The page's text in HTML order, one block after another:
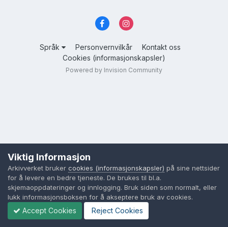
Språk Personvernvilkår
Kontakt oss
Cookies (informasjonskapsler)
Powered by Invision Community
Viktig Informasjon
Arkivverket bruker cookies (informasjonskapsler) på sine nettsider
for å levere en bedre tjeneste. De brukes til bl.a.
skjemaoppdateringer og innlogging. Bruk siden som normalt, eller
lukk informasjonsboksen for å akseptere bruk av cookies.
Accept Cookies Reject Cookies